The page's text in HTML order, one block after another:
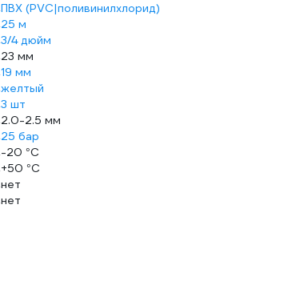
ПВХ (PVC|поливинилхлорид)
25 м
3/4 дюйм
23 мм
19 мм
желтый
3 шт
2.0-2.5 мм
25 бар
-20 °С
+50 °С
нет
нет